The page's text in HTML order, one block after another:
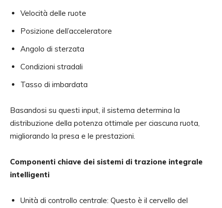
Velocità delle ruote
Posizione dell’acceleratore
Angolo di sterzata
Condizioni stradali
Tasso di imbardata
Basandosi su questi input, il sistema determina la
distribuzione della potenza ottimale per ciascuna ruota,
migliorando la presa e le prestazioni.
Componenti chiave dei sistemi di trazione integrale
intelligenti
Unità di controllo centrale: Questo è il cervello del